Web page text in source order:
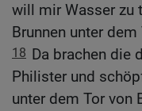
will mir Wasser zu
Brunnen unter
18 Da brachen die
Philister und
unter dem Tor von